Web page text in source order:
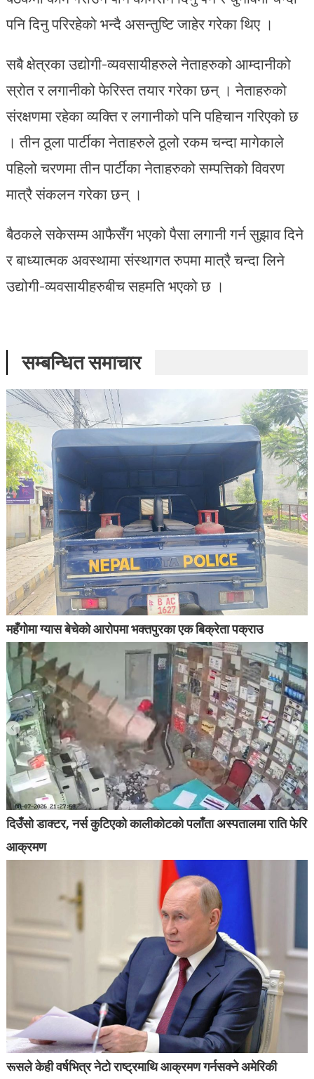
पनि दिनु परिरहेको भन्दै असन्तुष्टि जाहेर गरेका थिए ।
सबै क्षेत्रका उद्योगी-व्यवसायीहरुले नेताहरुको आम्दानीको
स्रोत र लगानीको फेरिस्त तयार गरेका छन् । नेताहरुको
संरक्षणमा रहेका व्यक्ति र लगानीको पनि पहिचान गरिएको छ
। तीन ठूला पार्टीका नेताहरुले ठूलो रकम चन्दा मागेकाले
पहिलो चरणमा तीन पार्टीका नेताहरुको सम्पत्तिको विवरण
मात्रै संकलन गरेका छन् ।
बैठकले सकेसम्म आफैसँग भएको पैसा लगानी गर्न सुझाव दिने
र बाध्यात्मक अवस्थामा संस्थागत रुपमा मात्रै चन्दा लिने
उद्योगी-व्यवसायीहरुबीच सहमति भएको छ ।
सम्बन्धित समाचार
महँगोमा ग्यास बेचेको आरोपमा भक्तपुरका एक बिक्रेता पक्राउ
दिउँसो डाक्टर, नर्स कुटिएको कालीकोटको पलाँता अस्पतालमा राति फेरि
आक्रमण
रूसले केही वर्षभित्र नेटो राष्ट्रमाथि आक्रमण गर्नसक्ने अमेरिकी